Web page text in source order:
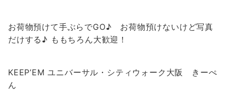
お荷物預けて手ぶらでGO♪ お荷物預けないけど写真
だけする♪ ももちろん大歓迎！
KEEP’EM ユニバーサル・シティウォーク大阪 きーぺ
ん